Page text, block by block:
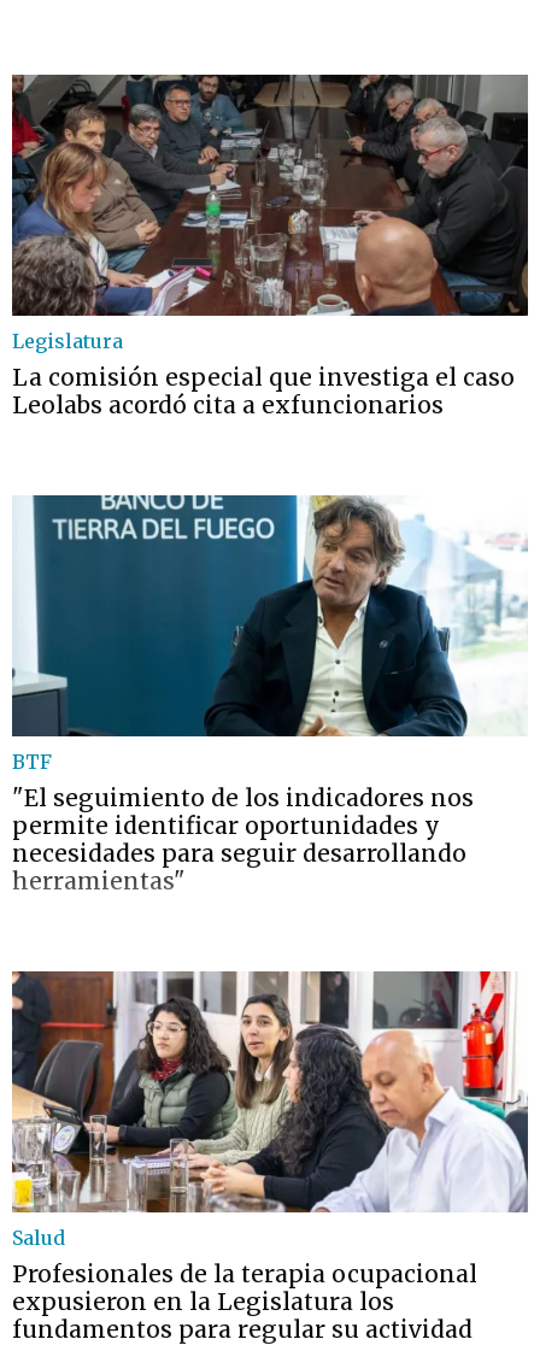
Legislatura
La comisión especial que investiga el caso
Leolabs acordó cita a exfuncionarios
BTF
"El seguimiento de los indicadores nos
permite identificar oportunidades y
necesidades para seguir desarrollando
herramientas"
Salud
Profesionales de la terapia ocupacional
expusieron en la Legislatura los
fundamentos para regular su actividad